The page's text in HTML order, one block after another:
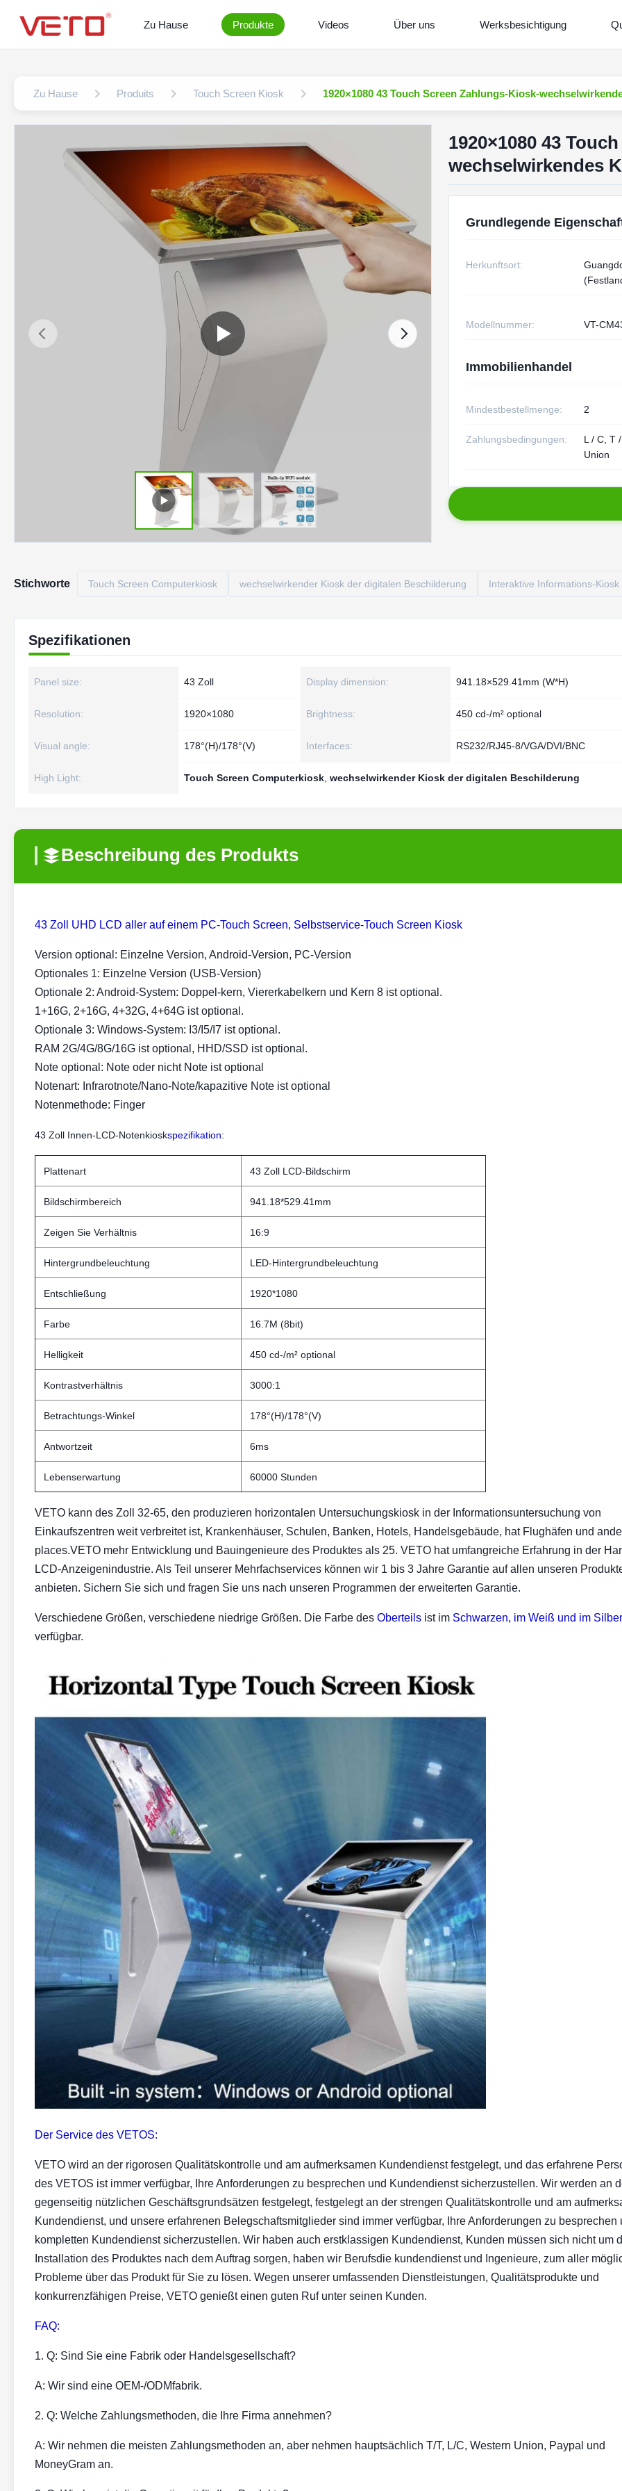
Zu Hause Produkte Videos Über uns Werksbesichtigung
Zu Hause Produits Touch Screen Kiosk 1920×1080 43 Touch Screen Zahlungs-Kiosk-
1920×1080 43
wechselwirkendes
Grundlegende
Herkunftsort:
Modellnummer: VT-
Immobilienhandel
Mindestbestellmenge: 2
Zahlungsbedingungen:
L / C, T
Union
Stichworte Touch Screen Computerkiosk wechselwirkender Kiosk der digitalen Beschilderung Interaktive Informations-Kiosk
Spezifikationen
Panel size: 43 Zoll Display dimension: 941.18×529.41mm (W*H)
Resolution: 1920×1080 Brightness: 450 cd-/m² optional
Visual angle: 178°(H)/178°(V) Interfaces: RS232/RJ45-8/VGA/DVI/BNC
High Light: Touch Screen Computerkiosk wechselwirkender Kiosk der digitalen Beschilderung
Beschreibung des Produkts
43 Zoll UHD LCD aller auf einem PC-Touch Screen, Selbstservice-Touch Screen Kiosk
Version optional: Einzelne Version, Android-Version, PC-Version
Optionales 1: Einzelne Version (USB-Version)
Optionale 2: Android-System: Doppel-kern, Viererkabelkern und Kern 8 ist optional.
1+16G, 2+16G, 4+32G, 4+64G ist optional.
Optionale 3: Windows-System: I3/I5/I7 ist optional.
RAM 2G/4G/8G/16G ist optional, HHD/SSD ist optional.
Note optional: Note oder nicht Note ist optional
Notenart: Infrarotnote/Nano-Note/kapazitive Note ist optional
Notenmethode: Finger
43 Zoll Innen-LCD-Notenkioskspezifikation:
Plattenart 43 Zoll LCD-Bildschirm
Bildschirmbereich 941.18*529.41mm
Zeigen Sie Verhältnis 16:9
Hintergrundbeleuchtung LED-Hintergrundbeleuchtung
Entschließung 1920*1080
Farbe 16.7M (8bit)
Helligkeit 450 cd-/m² optional
Kontrastverhältnis 3000:1
Betrachtungs-Winkel 178°(H)/178°(V)
Antwortzeit 6ms
Lebenserwartung 60000 Stunden
VETO kann des Zoll 32-65, den produzieren horizontalen Untersuchungskiosk in der Informationsuntersuchung von
Einkaufszentren weit verbreitet ist, Krankenhäuser, Schulen, Banken, Hotels, Handelsgebäude, hat Flughäfen und
places.VETO mehr Entwicklung und Bauingenieure des Produktes als 25. VETO hat umfangreiche Erfahrung in der
LCD-Anzeigenindustrie. Als Teil unserer Mehrfachservices können wir 1 bis 3 Jahre Garantie auf allen unseren
anbieten. Sichern Sie sich und fragen Sie uns nach unseren Programmen der erweiterten Garantie.
Verschiedene Größen, verschiedene niedrige Größen. Die Farbe des Oberteils ist im Schwarzen, im Weiß und im Silber
verfügbar.
Der Service des VETOS:
VETO wird an der rigorosen Qualitätskontrolle und am aufmerksamen Kundendienst festgelegt, und das erfahrene
des VETOS ist immer verfügbar, Ihre Anforderungen zu besprechen und Kundendienst sicherzustellen. Wir werden an
gegenseitig nützlichen Geschäftsgrundsätzen festgelegt, festgelegt an der strengen Qualitätskontrolle und am
Kundendienst, und unsere erfahrenen Belegschaftsmitglieder sind immer verfügbar, Ihre Anforderungen zu besprechen
kompletten Kundendienst sicherzustellen. Wir haben auch erstklassigen Kundendienst, Kunden müssen sich nicht um
Installation des Produktes nach dem Auftrag sorgen, haben wir Berufsdie kundendienst und Ingenieure, zum aller
Probleme über das Produkt für Sie zu lösen. Wegen unserer umfassenden Dienstleistungen, Qualitätsprodukte und
konkurrenzfähigen Preise, VETO genießt einen guten Ruf unter seinen Kunden.
FAQ:
1. Q: Sind Sie eine Fabrik oder Handelsgesellschaft?
A: Wir sind eine OEM-/ODMfabrik.
2. Q: Welche Zahlungsmethoden, die Ihre Firma annehmen?
A: Wir nehmen die meisten Zahlungsmethoden an, aber nehmen hauptsächlich T/T, L/C, Western Union, Paypal und
MoneyGram an.